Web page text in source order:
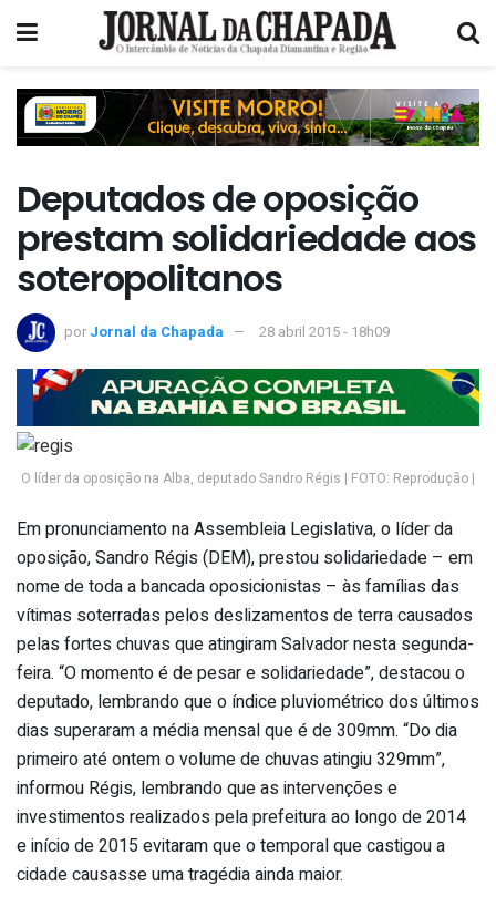
Deputados de oposição
prestam solidariedade aos
soteropolitanos
por Jornal da Chapada 28 abril 2015 - 18h09
O líder da oposição na Alba, deputado Sandro Régis | FOTO: Reprodução |
Em pronunciamento na Assembleia Legislativa, o líder da
oposição, Sandro Régis (DEM), prestou solidariedade – em
nome de toda a bancada oposicionistas – às famílias das
vítimas soterradas pelos deslizamentos de terra causados
pelas fortes chuvas que atingiram Salvador nesta segunda-
feira. “O momento é de pesar e solidariedade”, destacou o
deputado, lembrando que o índice pluviométrico dos últimos
dias superaram a média mensal que é de 309mm. “Do dia
primeiro até ontem o volume de chuvas atingiu 329mm”,
informou Régis, lembrando que as intervenções e
investimentos realizados pela prefeitura ao longo de 2014
e início de 2015 evitaram que o temporal que castigou a
cidade causasse uma tragédia ainda maior.